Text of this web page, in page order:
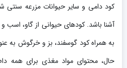
کود دامی و سایر حیوانات مزرعه سنتی
آشنا باشد. کودهای حیوانی از گاو،
به همراه کود گوسفند، بز و خرگوش به
حال، محتوای مواد مغذی برای همه